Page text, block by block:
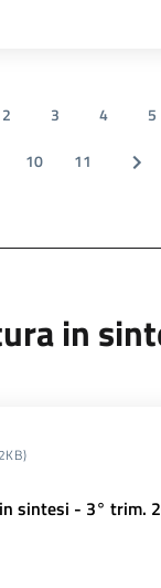
2 3 4 5
10 11
in
sintesi - 3° trim.